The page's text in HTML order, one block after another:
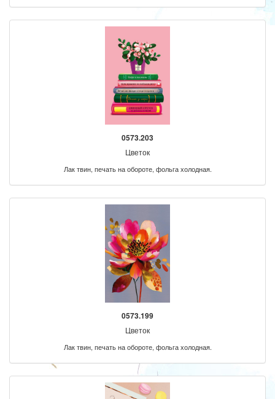
0573.203
Цветок
Лак твин, печать на обороте, фольга холодная.
0573.199
Цветок
Лак твин, печать на обороте, фольга холодная.